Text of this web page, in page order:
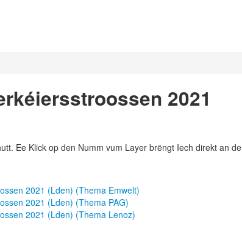
2021
Ee Klick op den Numm vum Layer brëngt Iech direkt an de
2021 (Lden) (Thema Emwelt)
2021 (Lden) (Thema PAG)
2021 (Lden) (Thema Lenoz)